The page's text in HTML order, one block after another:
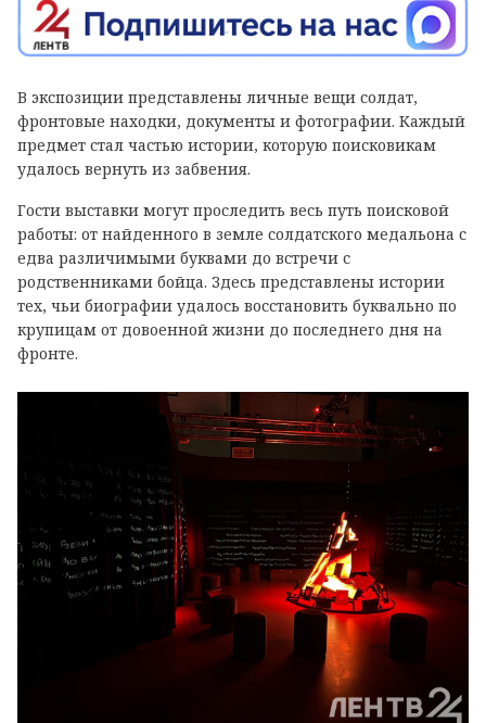
В экспозиции представлены личные вещи солдат,
фронтовые находки, документы и фотографии. Каждый
предмет стал частью истории, которую поисковикам
удалось вернуть из забвения.
Гости выставки могут проследить весь путь поисковой
работы: от найденного в земле солдатского медальона с
едва различимыми буквами до встречи с
родственниками бойца. Здесь представлены истории
тех, чьи биографии удалось восстановить буквально по
крупицам от довоенной жизни до последнего дня на
фронте.